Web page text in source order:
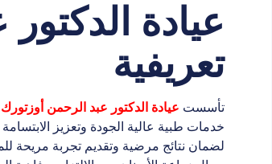
عيادة
تعريفية
تأسست عيادة الدكتور عبد الرحمن أوزتورك
خدمات طبية عالية الجودة وتعزيز الابتسامة
لضمان نتائج مرضية وتقديم تجربة مريحة